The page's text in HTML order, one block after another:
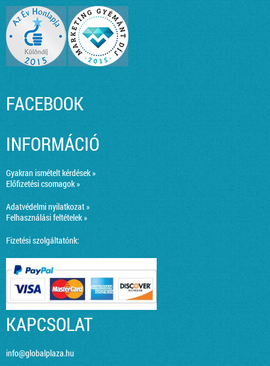
FACEBOOK
INFORMÁCIÓ
Gyakran ismételt kérdések »
Előfizetési csomagok »
Adatvédelmi nyilatkozat »
Felhasználási feltételek »
Fizetési szolgáltatónk:
KAPCSOLAT
info@globalplaza.hu